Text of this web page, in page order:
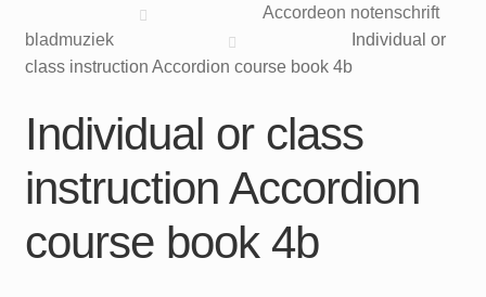
Winkel
Accordeon notenschrift
bladmuziek
Individual or
class instruction Accordion course book 4b
Individual or class
instruction Accordion
course book 4b